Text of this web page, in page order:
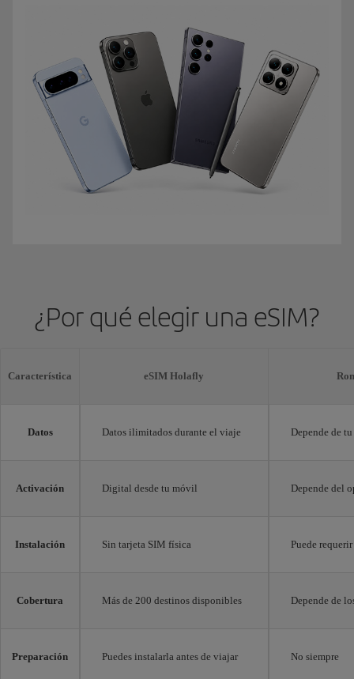
¿Por qué elegir una eSIM?
Característica eSIM Holafly
Datos Datos ilimitados durante el viaje Depende de
Activación Digital desde tu móvil Depende del
Instalación Sin tarjeta SIM física Puede
Cobertura Más de 200 destinos disponibles Depende de
Preparación Puedes instalarla antes de viajar No siempre